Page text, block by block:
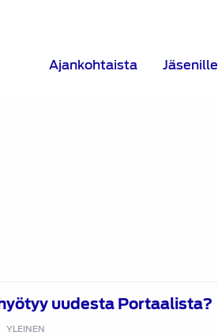
Ajankohtaista Jäsenille
uudesta Portaalista?
YLEINEN